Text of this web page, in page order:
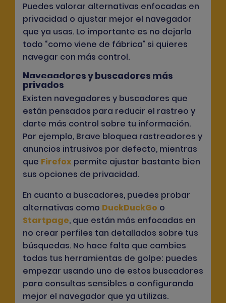
Puedes valorar alternativas enfocadas en
privacidad o ajustar mejor el navegador
que ya usas. Lo importante es no dejarlo
todo “como viene de fábrica” si quieres
navegar con más control.
Navegadores y buscadores más
privados
Existen navegadores y buscadores que
están pensados para reducir el rastreo y
darte más control sobre tu información.
Por ejemplo, Brave bloquea rastreadores y
anuncios intrusivos por defecto, mientras
que Firefox permite ajustar bastante bien
sus opciones de privacidad.
En cuanto a buscadores, puedes probar
alternativas como DuckDuckGo o
Startpage, que están más enfocadas en
no crear perfiles tan detallados sobre tus
búsquedas. No hace falta que cambies
todas tus herramientas de golpe: puedes
empezar usando uno de estos buscadores
para consultas sensibles o configurando
mejor el navegador que ya utilizas.